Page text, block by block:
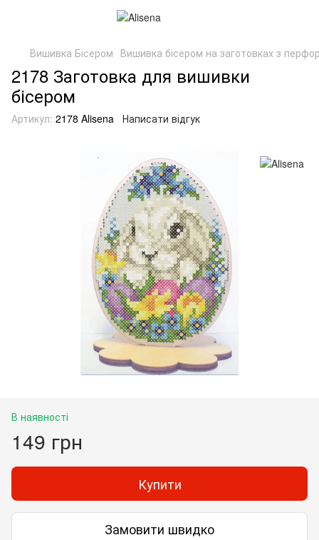
Вишивка Бісером Вишивка бісером на заготовках з
2178 Заготовка для вишивки
бісером
Артикул: 2178 Alisena Написати відгук
В наявності
149 грн
Купити
Замовити швидко